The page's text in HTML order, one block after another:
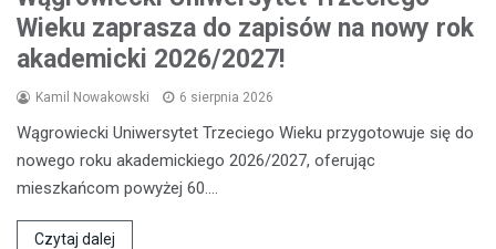
Wieku zaprasza do zapisów na nowy rok
akademicki 2026/2027!
Kamil Nowakowski 6 sierpnia 2026
Wągrowiecki Uniwersytet Trzeciego Wieku przygotowuje się do
nowego roku akademickiego 2026/2027, oferując
mieszkańcom powyżej 60.…
Czytaj dalej